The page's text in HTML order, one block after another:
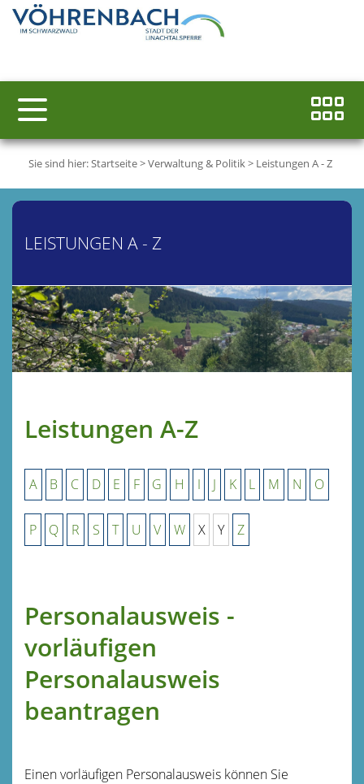
Sie sind hier:Startseite>Verwaltung & Politik> Leistungen A - Z
LEISTUNGEN A - Z
Leistungen A-Z
A B C D E F G H I J K L M N O
P Q R S T U V W X Y Z
Personalausweis -
vorläufigen
Personalausweis
beantragen
Einen vorläufigen Personalausweis können Sie